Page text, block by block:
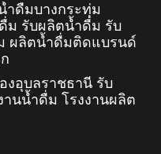
ำดื่มบางกระทุ่ม
ม รับผลิตน้ำดื่ม รับ
ผลิตน้ำดื่มติดแบรนด์
งอุบลราชธานี รับ
นน้ำดื่ม โรงงานผลิต